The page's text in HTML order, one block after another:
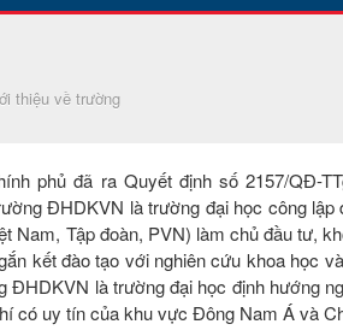
thiệu về trường
phủ đã ra Quyết định số 2157/
ĐHDKVN là trường đại học công
Nam, Tập đoàn, PVN) làm chủ đầu tư,
kết đào tạo với nghiên cứu khoa học
ĐHDKVN là trường đại học định hướng
có uy tín của khu vực Đông Nam Á và